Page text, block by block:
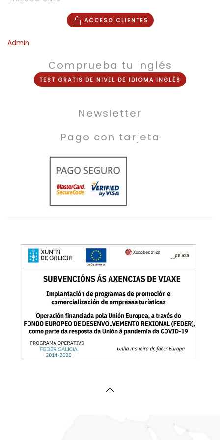
ACCESO CLIENTES
Admin
Comprueba tu inglés
TEST GRATIS DE NIVEL DE IDIOMA INGLÉS
Newsletter
Pago con tarjeta